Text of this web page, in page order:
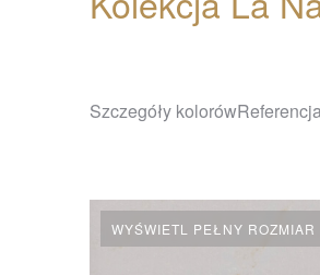
Szczegóły kolorów
WYŚWIETL PEŁNY ROZMIAR